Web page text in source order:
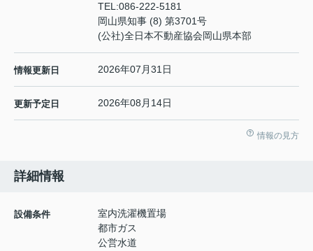
TEL:086-222-5181
岡山県知事 (8) 第3701号
(公社)全日本不動産協会岡山県本部
情報更新日 2026年07月31日
更新予定日 2026年08月14日
情報の見方
詳細情報
設備条件
室内洗濯機置場
都市ガス
公営水道